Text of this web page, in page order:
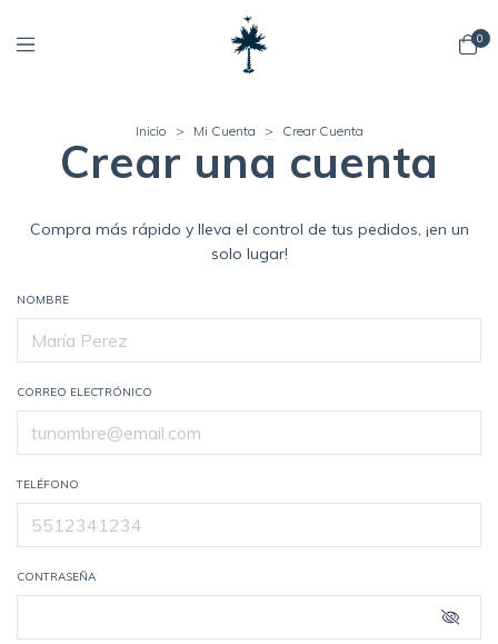
0
Inicio > Mi Cuenta > Crear Cuenta
Crear una cuenta
Compra más rápido y lleva el control de tus pedidos, ¡en un
solo lugar!
NOMBRE
CORREO ELECTRÓNICO
TELÉFONO
CONTRASEÑA